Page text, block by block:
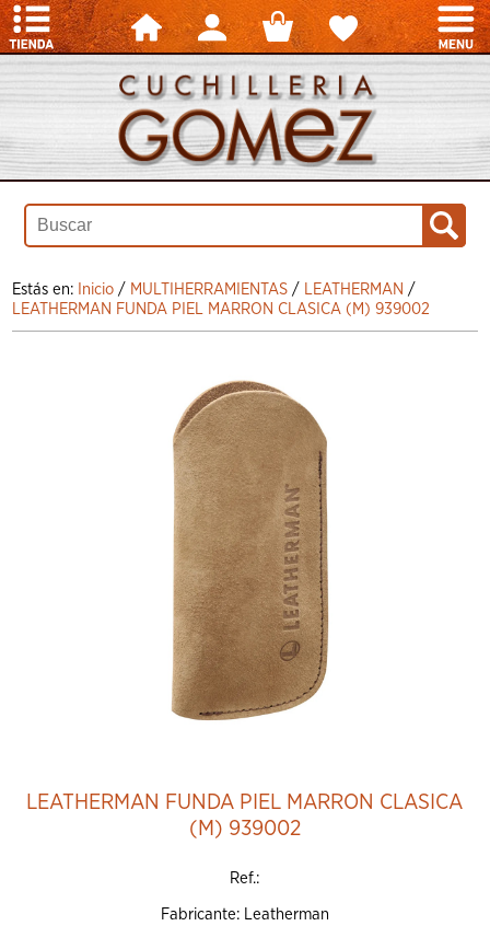
Estás en: Inicio / MULTIHERRAMIENTAS / LEATHERMAN /
LEATHERMAN FUNDA PIEL MARRON CLASICA (M) 939002
LEATHERMAN FUNDA PIEL MARRON CLASICA
(M) 939002
Ref.:
Fabricante: Leatherman